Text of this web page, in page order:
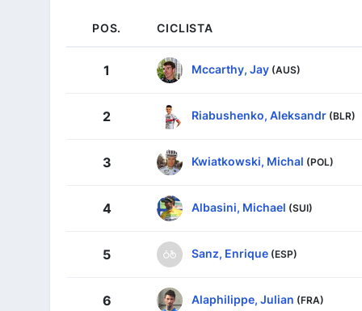
POS. CICLISTA
1 Mccarthy, Jay (AUS)
2 Riabushenko, Aleksandr (BLR)
3 Kwiatkowski, Michal (POL)
4 Albasini, Michael (SUI)
5 Sanz, Enrique (ESP)
6 Alaphilippe, Julian (FRA)